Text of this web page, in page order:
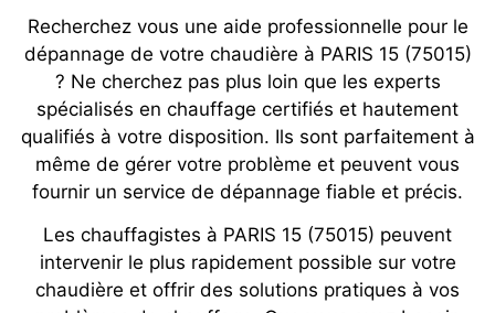
Recherchez vous une aide professionnelle pour le
dépannage de votre chaudière à PARIS 15 (75015)
? Ne cherchez pas plus loin que les experts
spécialisés en chauffage certifiés et hautement
qualifiés à votre disposition. Ils sont parfaitement à
même de gérer votre problème et peuvent vous
fournir un service de dépannage fiable et précis.
Les chauffagistes à PARIS 15 (75015) peuvent
intervenir le plus rapidement possible sur votre
chaudière et offrir des solutions pratiques à vos